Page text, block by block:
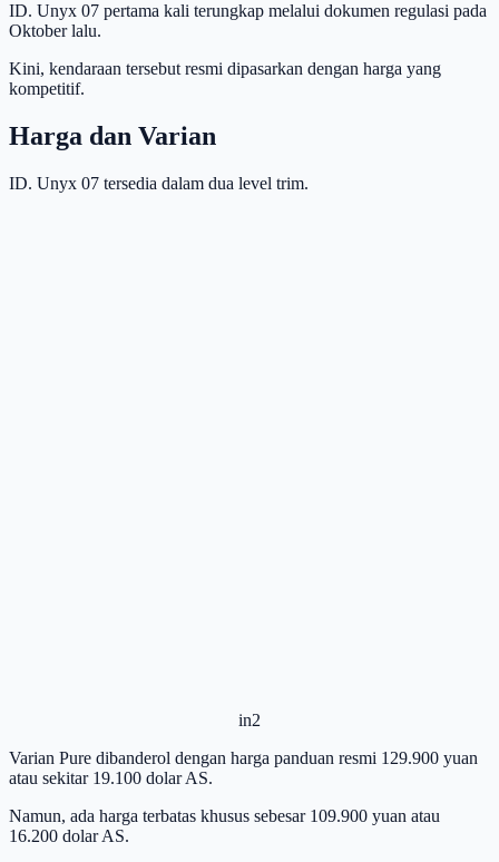
ID. Unyx 07 pertama kali terungkap melalui dokumen regulasi pada
Oktober lalu.
Kini, kendaraan tersebut resmi dipasarkan dengan harga yang
kompetitif.
Harga dan Varian
ID. Unyx 07 tersedia dalam dua level trim.
in2
Varian Pure dibanderol dengan harga panduan resmi 129.900 yuan
atau sekitar 19.100 dolar AS.
Namun, ada harga terbatas khusus sebesar 109.900 yuan atau
16.200 dolar AS.